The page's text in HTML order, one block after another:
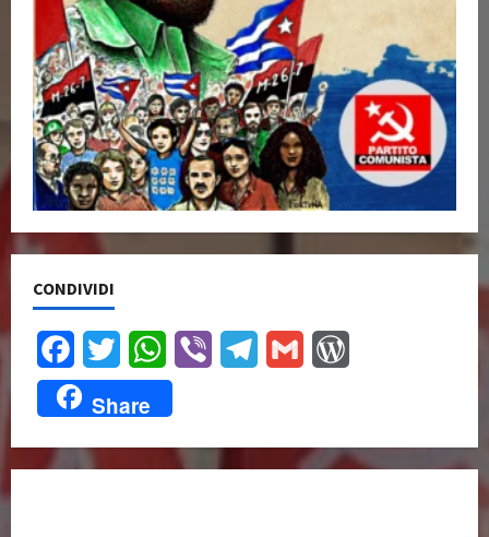
CONDIVIDI
FacebookTwitter WhatsApp
Viber TelegramGmail
Share